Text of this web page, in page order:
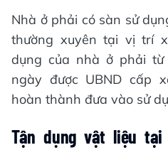
Nhà ở phải có sàn sử
thường xuyên tại vị trí
dụng của nhà ở phải
ngày được UBND cấp
hoàn thành đưa vào sử
Tận dụng vật liệu